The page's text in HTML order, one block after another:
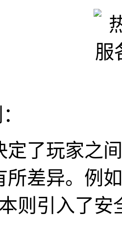
定了玩家之
所差异。例
则引入了